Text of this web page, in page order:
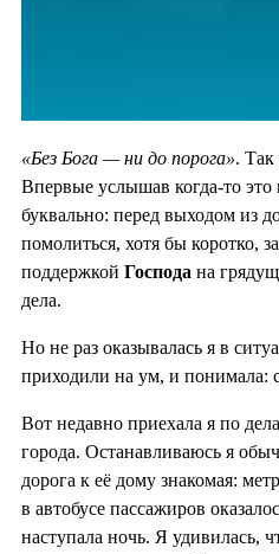
«Без Бога — ни до порога».
Впервые услышав когда-то
буквально: перед выходом из
помолиться, хотя бы коротко,
поддержкой Господа на
дела.
Но не раз оказывалась я в
приходили на ум, и понимала:
Вот недавно приехала я по
города. Останавливаюсь я
дорога к её дому знакомая:
в автобусе пассажиров
наступала ночь. Я удивилась,